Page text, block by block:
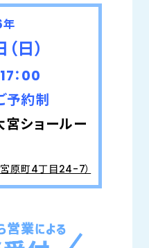
年
（日）
：00
予約制
宮ショールー
宮原町4丁目24-7）